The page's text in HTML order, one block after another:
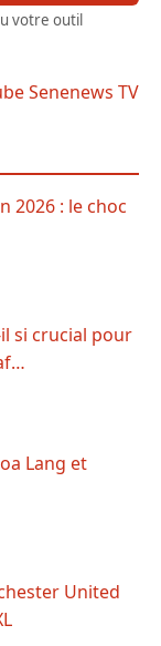
votre outil
2026 : le choc
si crucial pour
Lang et
United